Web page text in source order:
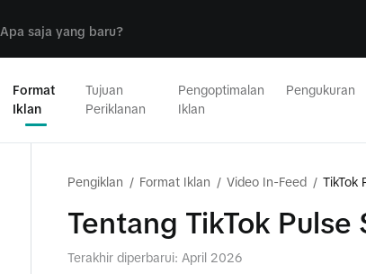
Apa saja yang baru?
Format
Iklan
Tujuan
Periklanan
Pengoptimalan
Iklan
Pengukuran
Pengiklan / Format Iklan / Video In-Feed / TikTok
Tentang TikTok Pulse
Terakhir diperbarui: April 2026